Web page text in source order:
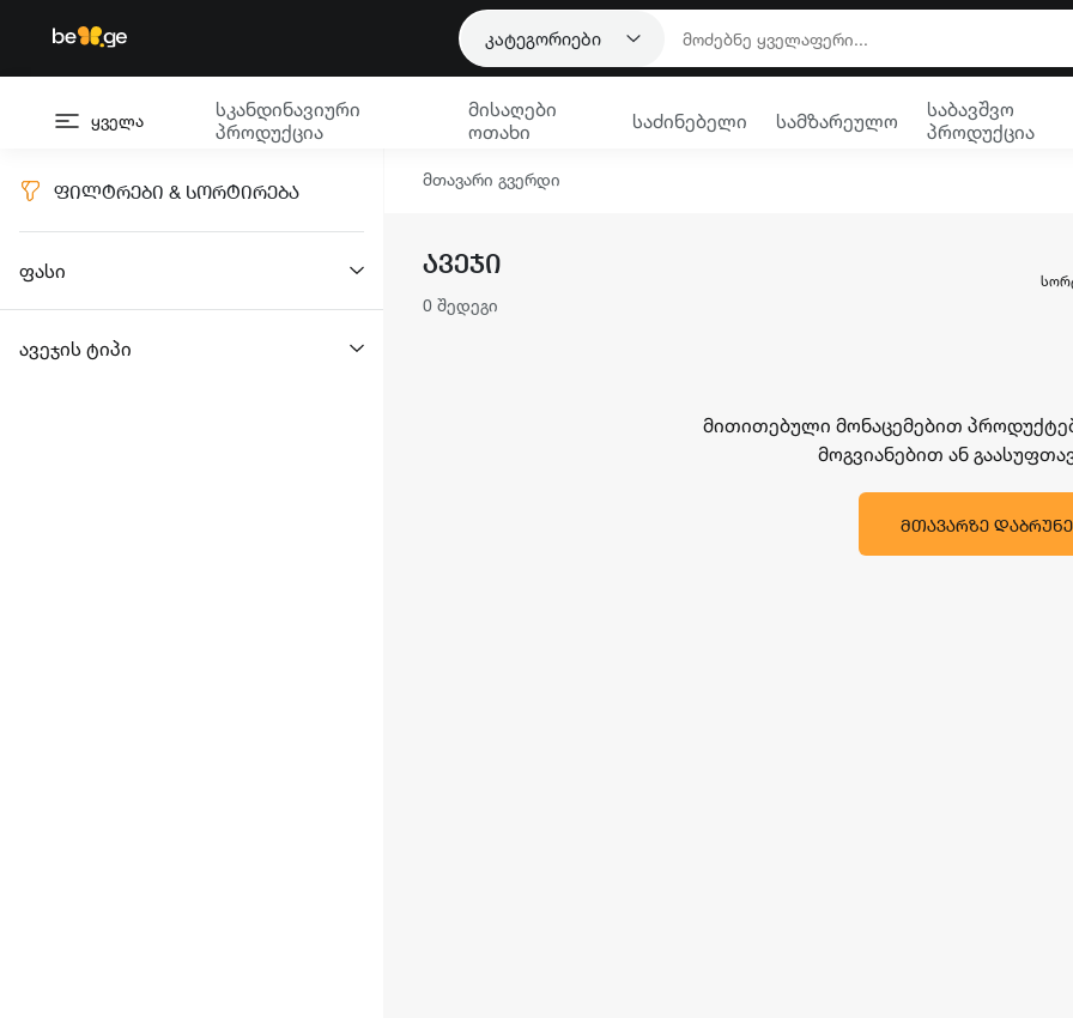
კატეგორიები
ყველა
სკანდინავიური
პროდუქცია
მისაღები
ოთახი
საძინებელი სამზარეულო
საბავშვო
პროდუქცია
ᲤᲘᲚᲢᲠᲔᲑᲘ & ᲡᲝᲠᲢᲘᲠᲔᲑᲐ
ფასი
ავეჯის ტიპი
მთავარი გვერდი
ᲐᲕᲔᲯᲘ
0 შედეგი
მითითებული მონაცემებით
მოგვიანებით ან
ᲛᲗᲐᲕᲐᲠᲖᲔ